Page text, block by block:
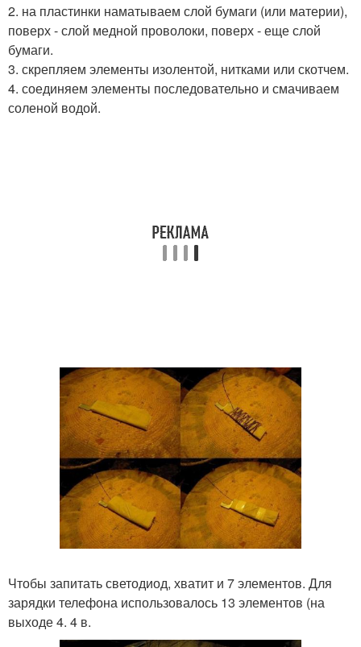
2. на пластинки наматываем слой бумаги (или материи),
поверх - слой медной проволоки, поверх - еще слой
бумаги.
3. скрепляем элементы изолентой, нитками или скотчем.
4. соединяем элементы последовательно и смачиваем
соленой водой.
Чтобы запитать светодиод, хватит и 7 элементов. Для
зарядки телефона использовалось 13 элементов (на
выходе 4. 4 в.